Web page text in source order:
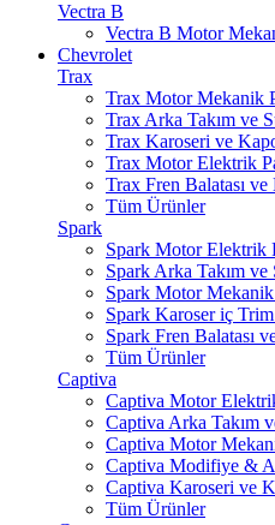
Vectra B
Vectra B Motor
Chevrolet
Trax
Trax Motor Mekanik
Trax Arka Takım ve
Trax Karoseri ve
Trax Motor Elektrik
Trax Fren Balatası
Tüm Ürünler
Spark
Spark Motor Elektrik
Spark Arka Takım ve
Spark Motor Mekanik
Spark Karoser iç
Spark Fren Balatası
Tüm Ürünler
Captiva
Captiva Motor
Captiva Arka Takım
Captiva Motor
Captiva Modifiye &
Captiva Karoseri ve
Tüm Ürünler